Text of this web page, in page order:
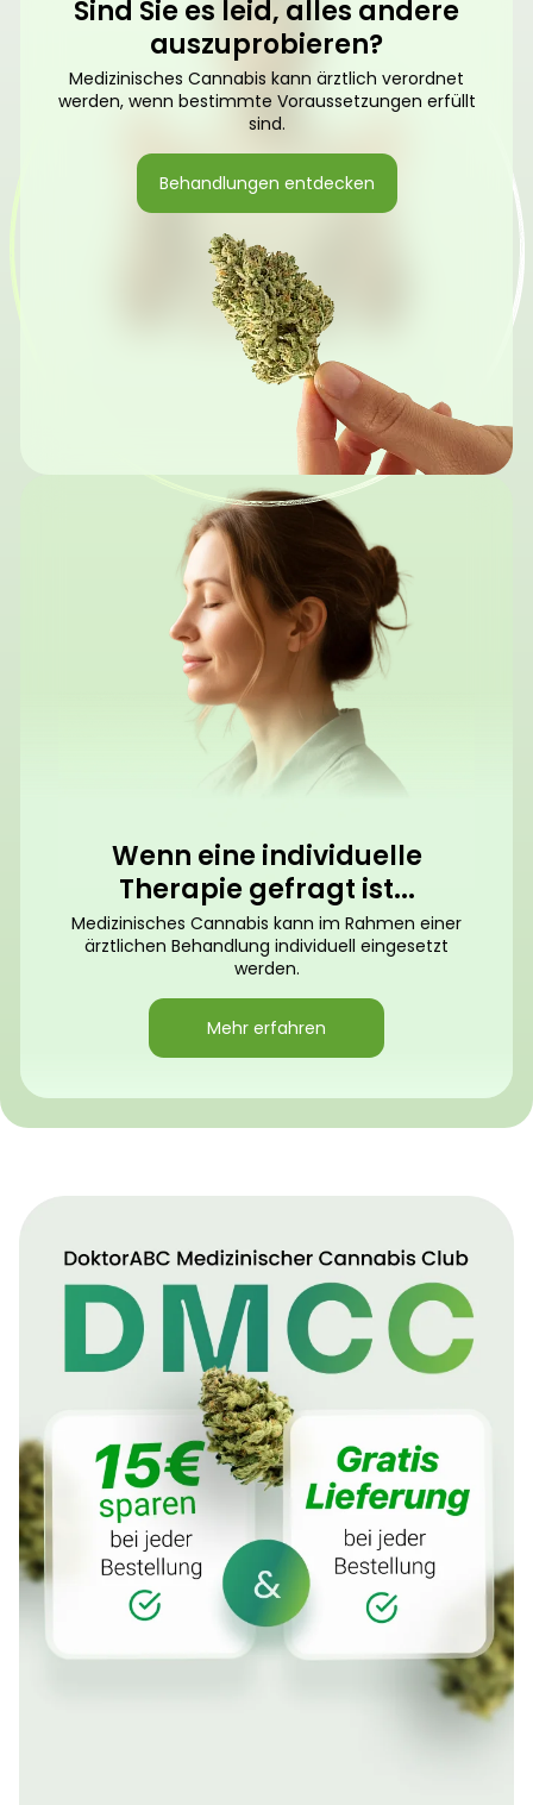
Sind Sie es leid, alles andere
auszuprobieren?
Medizinisches Cannabis kann ärztlich verordnet
werden, wenn bestimmte Voraussetzungen erfüllt
sind.
Behandlungen entdecken
Wenn eine individuelle
Therapie gefragt ist...
Medizinisches Cannabis kann im Rahmen einer
ärztlichen Behandlung individuell eingesetzt
werden.
Mehr erfahren